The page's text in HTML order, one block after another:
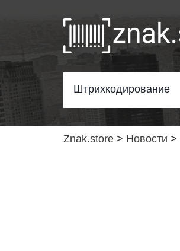
Штрихкодирование
Znak.store > Новости >